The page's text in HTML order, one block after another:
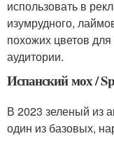
использовать в
изумрудного,
похожих цветов
аудитории.
Испанский мох /
В 2023 зеленый из
один из базовых,